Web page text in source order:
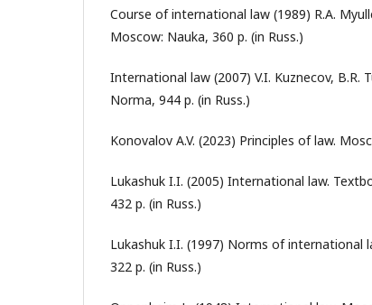
Course of international law (1989) R.A.
Moscow: Nauka, 360 p. (in Russ.)
International law (2007) V.I. Kuznecov, B.R.
Norma, 944 p. (in Russ.)
Konovalov A.V. (2023) Principles of law.
Lukashuk I.I. (2005) International law.
432 p. (in Russ.)
Lukashuk I.I. (1997) Norms of international
322 p. (in Russ.)